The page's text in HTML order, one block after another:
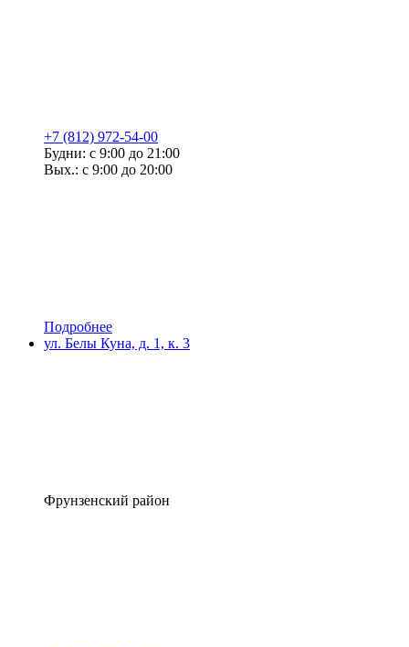
+7 (812) 972-54-00
Будни: с 9:00 до 21:00
Вых.: с 9:00 до 20:00
Подробнее
ул. Белы Куна, д. 1, к. 3
Фрунзенский район